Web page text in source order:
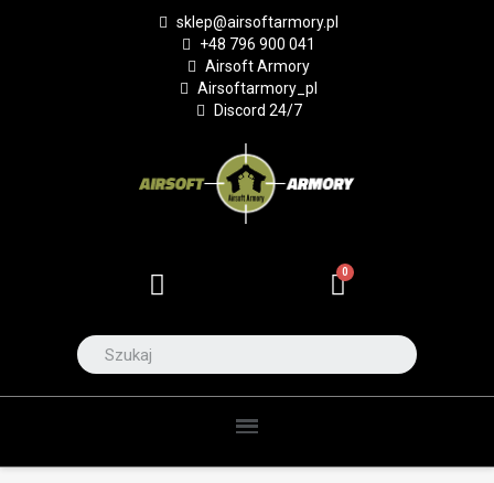
sklep@airsoftarmory.pl
+48 796 900 041
Airsoft Armory
Airsoftarmory_pl
Discord 24/7